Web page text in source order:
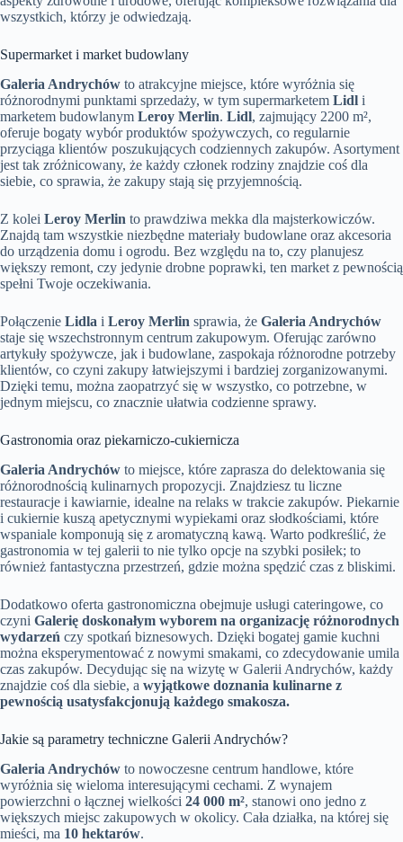
wszystkich, którzy je odwiedzają.
Supermarket i market budowlany
Galeria Andrychów to atrakcyjne miejsce, które wyróżnia się
różnorodnymi punktami sprzedaży, w tym supermarketem Lidl i
marketem budowlanym Leroy Merlin. Lidl, zajmujący 2200 m²,
oferuje bogaty wybór produktów spożywczych, co regularnie
przyciąga klientów poszukujących codziennych zakupów. Asortyment
jest tak zróżnicowany, że każdy członek rodziny znajdzie coś dla
siebie, co sprawia, że zakupy stają się przyjemnością.
Z kolei Leroy Merlin to prawdziwa mekka dla majsterkowiczów.
Znajdą tam wszystkie niezbędne materiały budowlane oraz akcesoria
do urządzenia domu i ogrodu. Bez względu na to, czy planujesz
większy remont, czy jedynie drobne poprawki, ten market z pewnością
spełni Twoje oczekiwania.
Połączenie Lidla i Leroy Merlin sprawia, że Galeria Andrychów
staje się wszechstronnym centrum zakupowym. Oferując zarówno
artykuły spożywcze, jak i budowlane, zaspokaja różnorodne potrzeby
klientów, co czyni zakupy łatwiejszymi i bardziej zorganizowanymi.
Dzięki temu, można zaopatrzyć się w wszystko, co potrzebne, w
jednym miejscu, co znacznie ułatwia codzienne sprawy.
Gastronomia oraz piekarniczo-cukiernicza
Galeria Andrychów to miejsce, które zaprasza do delektowania się
różnorodnością kulinarnych propozycji. Znajdziesz tu liczne
restauracje i kawiarnie, idealne na relaks w trakcie zakupów. Piekarnie
i cukiernie kuszą apetycznymi wypiekami oraz słodkościami, które
wspaniale komponują się z aromatyczną kawą. Warto podkreślić, że
gastronomia w tej galerii to nie tylko opcje na szybki posiłek; to
również fantastyczna przestrzeń, gdzie można spędzić czas z bliskimi.
Dodatkowo oferta gastronomiczna obejmuje usługi cateringowe, co
czyni Galerię doskonałym wyborem na organizację różnorodnych
wydarzeń czy spotkań biznesowych. Dzięki bogatej gamie kuchni
można eksperymentować z nowymi smakami, co zdecydowanie umila
czas zakupów. Decydując się na wizytę w Galerii Andrychów, każdy
znajdzie coś dla siebie, a wyjątkowe doznania kulinarne z
pewnością usatysfakcjonują każdego smakosza.
Jakie są parametry techniczne Galerii Andrychów?
Galeria Andrychów to nowoczesne centrum handlowe, które
wyróżnia się wieloma interesującymi cechami. Z wynajem
powierzchni o łącznej wielkości 24 000 m², stanowi ono jedno z
większych miejsc zakupowych w okolicy. Cała działka, na której się
mieści, ma 10 hektarów.